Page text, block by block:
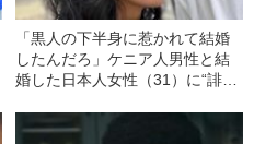
「黒人の下半身に惹かれて結婚
したんだろ」ケニア人男性と結
婚した日本人女性（31）に“誹謗